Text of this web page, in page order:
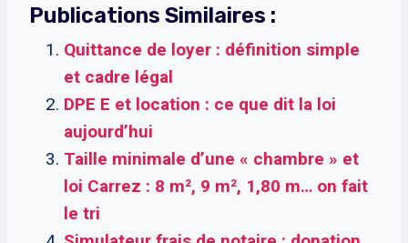
Publications Similaires :
Quittance de loyer : définition simple
et cadre légal
DPE E et location : ce que dit la loi
aujourd’hui
Taille minimale d’une « chambre » et
loi Carrez : 8 m², 9 m², 1,80 m… on fait
le tri